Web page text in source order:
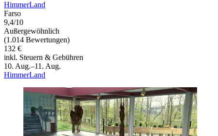
HimmerLand
Farso
9,4/10
Außergewöhnlich
(1.014 Bewertungen)
132 €
inkl. Steuern & Gebühren
10. Aug.–11. Aug.
HimmerLand